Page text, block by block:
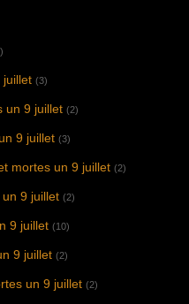
juillet (3)
un 9 juillet (2)
9 juillet (3)
mortes un 9 juillet (2)
9 juillet (2)
9 juillet (10)
9 juillet (2)
un 9 juillet (2)